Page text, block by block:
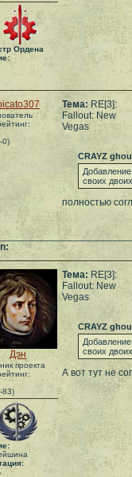
Ордена
0)
Тема: RE[3]:
Fallout: New
Vegas
CRAYZ
своих двоих
полностью
Дэн
проекта
83)
Тема: RE[3]:
Fallout: New
Vegas
CRAYZ
своих двоих
А вот тут не